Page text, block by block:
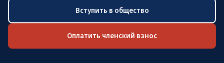
Вступить в общество
Оплатить членский взнос